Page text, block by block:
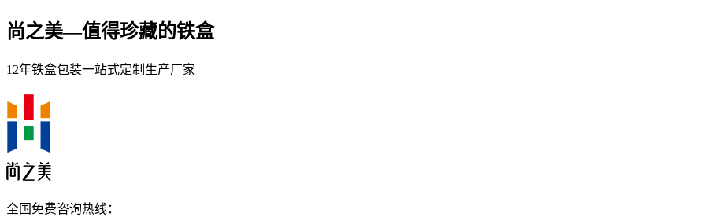
尚之美—值得珍藏的铁盒
12年铁盒包装一站式定制生产厂家
全国免费咨询热线：